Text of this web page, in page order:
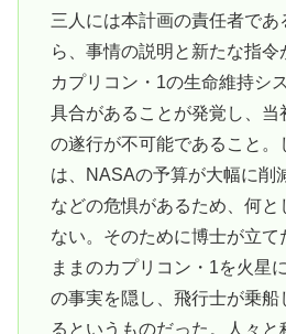
三人には本計画の責任者で
ら、事情の説明と新たな指
カプリコン・1の生命維持シ
具合があることが発覚し、当
の遂行が不可能であること。
は、NASAの予算が大幅に削
などの危惧があるため、何と
ない。そのために博士が立
ままのカプリコン・1を火星
の事実を隠し、飛行士が乗船
るというものだった。人々と